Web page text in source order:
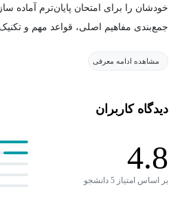
خودشان را برای امتحان پایان‌ترم آماده
جمع‌بندی مفاهیم اصلی، قواعد مهم و
برسید.
آنچه در این دوره یاد می‌گیرید:
آشنایی با مفهوم اصلی، ارتباط آن با
مقدماتی.
مشاهده ادامه معرفی
دیدگاه کاربران
4.8
بر اساس امتیاز 5 دانشجو